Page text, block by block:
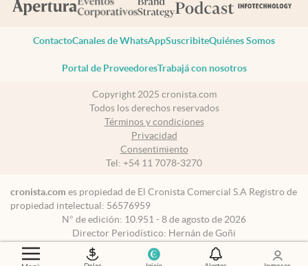
ContactoCanales de WhatsAppSuscribiteQuiénes Somos
Portal de ProveedoresTrabajá con nosotros
Copyright 2025 cronista.com
Todos los derechos reservados
Términos y condiciones
Privacidad
Consentimiento
Tel: +54 11 7078-3270
cronista.com es propiedad de El Cronista Comercial S.A Registro de
propiedad intelectual: 56576959
N° de edición: 10.951 - 8 de agosto de 2026
Director Periodístico: Hernán de Goñi